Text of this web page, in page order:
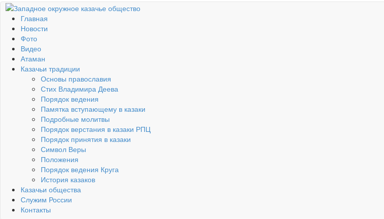
Главная
Новости
Фото
Видео
Атаман
Казачьи традиции
Основы православия
Стих Владимира Деева
Порядок ведения
Памятка вступающему в казаки
Подробные молитвы
Порядок верстания в казаки РПЦ
Порядок принятия в казаки
Символ Веры
Положения
Порядок ведения Круга
История казаков
Казачьи общества
Служим России
Контакты